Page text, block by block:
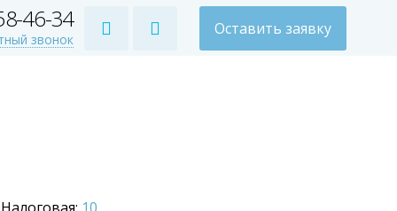
46-34
звонок
Оставить заявку